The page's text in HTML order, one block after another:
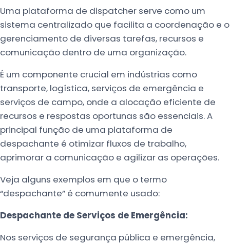
Uma plataforma de dispatcher serve como um
sistema centralizado que facilita a coordenação e o
gerenciamento de diversas tarefas, recursos e
comunicação dentro de uma organização.
É um componente crucial em indústrias como
transporte, logística, serviços de emergência e
serviços de campo, onde a alocação eficiente de
recursos e respostas oportunas são essenciais. A
principal função de uma plataforma de
despachante é otimizar fluxos de trabalho,
aprimorar a comunicação e agilizar as operações.
Veja alguns exemplos em que o termo
“despachante” é comumente usado:
Despachante de Serviços de Emergência:
Nos serviços de segurança pública e emergência,